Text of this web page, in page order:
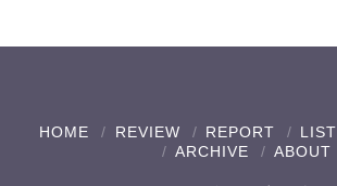
HOME REVIEW REPORT LIST
ARCHIVE
ABOUT